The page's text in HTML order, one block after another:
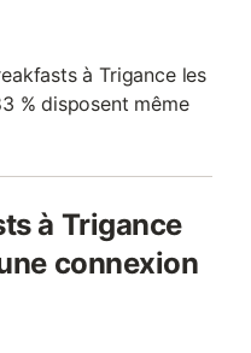
à Trigance les
% disposent même
à Trigance
connexion